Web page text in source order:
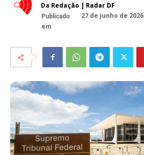
Da Redação | Radar DF
Publicado
em
27 de junho de 2026